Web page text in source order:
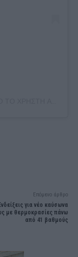
Επόμενο άρθρο
για νέο καύσωνα
με θερμοκρασίες πάνω
από 41 βαθμούς